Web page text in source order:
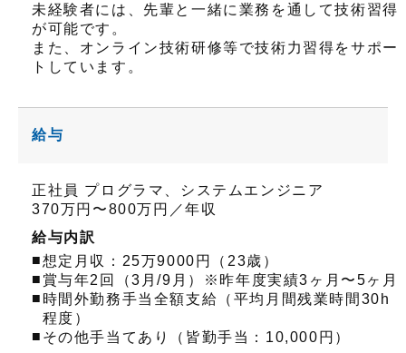
未経験者には、先輩と一緒に業務を通して技術習得
が可能です。
また、オンライン技術研修等で技術力習得をサポー
トしています。
給与
正社員 プログラマ、システムエンジニア
370万円〜800万円／年収
給与内訳
■想定月収：25万9000円（23歳）
■ 賞与年2回（3月/9月）※昨年度実績3ヶ月〜5ヶ月
■ 時間外勤務手当全額支給（平均月間残業時間30h
程度）
■ その他手当てあり（皆勤手当：10,000円）